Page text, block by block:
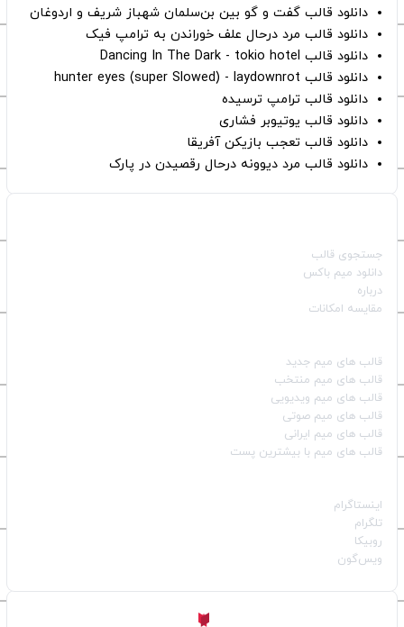
دانلود قالب گفت و گو بین بن‌سلمان شهباز شریف و اردوغان
دانلود قالب مرد درحال علف خوراندن به ترامپ فیک
دانلود قالب Dancing In The Dark - tokio hotel
دانلود قالب hunter eyes (super Slowed) - laydownrot
دانلود قالب ترامپ ترسیده
دانلود قالب یوتیوبر فشاری
دانلود قالب تعجب بازیکن آفریقا
دانلود قالب مرد دیوونه درحال رقصیدن در پارک
جستجوی قالب
دانلود میم باکس
درباره
مقایسه امکانات
قالب‌ های میم جدید
قالب‌ های میم منتخب
قالب‌ های میم ویدیویی
قالب‌ های میم صوتی
قالب‌ های میم ایرانی
قالب‌ های میم با بیشترین پست
اینستاگرام
تلگرام
روبیکا
ویس‌گون